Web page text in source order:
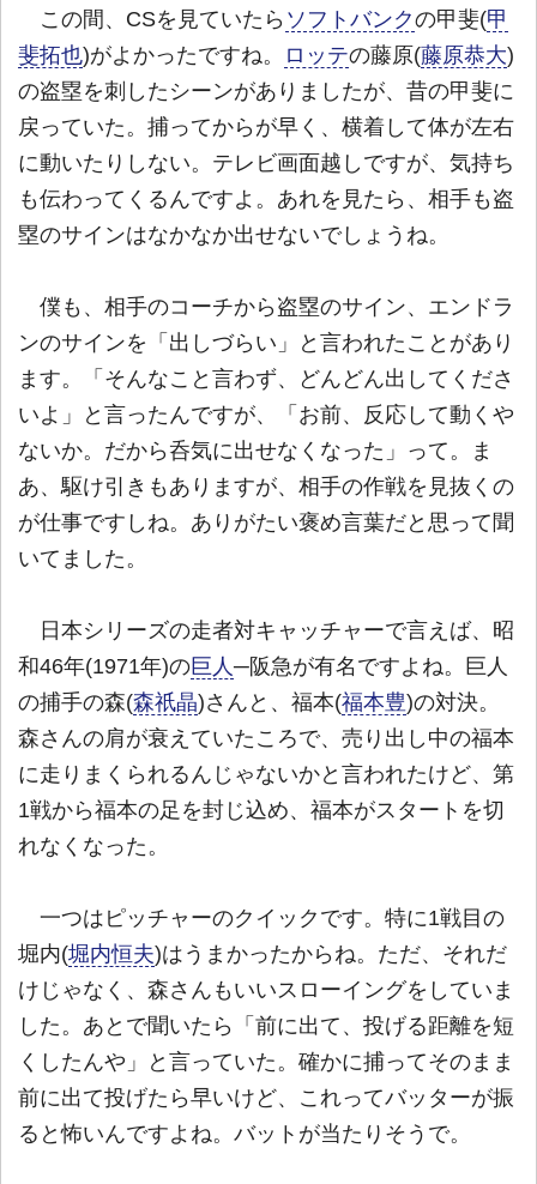
この間、CSを見ていたら ソフトバンクの甲斐(甲
斐拓也)がよかったですね。 ロッテの藤原(藤原恭大)
の盗塁を刺したシーンがありましたが、昔の甲斐に
戻っていた。捕ってからが早く、横着して体が左右
に動いたりしない。テレビ画面越しですが、気持ち
も伝わってくるんですよ。あれを見たら、相手も盗
塁のサインはなかなか出せないでしょうね。
僕も、相手のコーチから盗塁のサイン、エンドラ
ンのサインを「出しづらい」と言われたことがあり
ます。「そんなこと言わず、どんどん出してくださ
いよ」と言ったんですが、「お前、反応して動くや
ないか。だから呑気に出せなくなった」って。ま
あ、駆け引きもありますが、相手の作戦を見抜くの
が仕事ですしね。ありがたい褒め言葉だと思って聞
いてました。
日本シリーズの走者対キャッチャーで言えば、昭
和46年(1971年)の巨人─阪急が有名ですよね。巨人
の捕手の森(森祇晶)さんと、福本(福本豊)の対決。
森さんの肩が衰えていたころで、売り出し中の福本
に走りまくられるんじゃないかと言われたけど、第
1戦から福本の足を封じ込め、福本がスタートを切
れなくなった。
一つはピッチャーのクイックです。特に1戦目の
堀内(堀内恒夫)はうまかったからね。ただ、それだ
けじゃなく、森さんもいいスローイングをしていま
した。あとで聞いたら「前に出て、投げる距離を短
くしたんや」と言っていた。確かに捕ってそのまま
前に出て投げたら早いけど、これってバッターが振
ると怖いんですよね。バットが当たりそうで。